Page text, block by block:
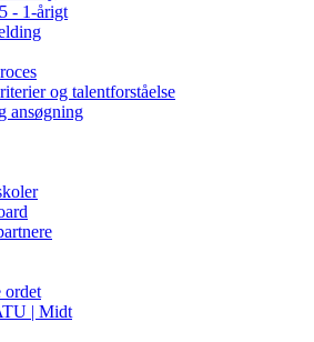
- 1-årigt
og talentforståelse
ansøgning
ordet
| Midt